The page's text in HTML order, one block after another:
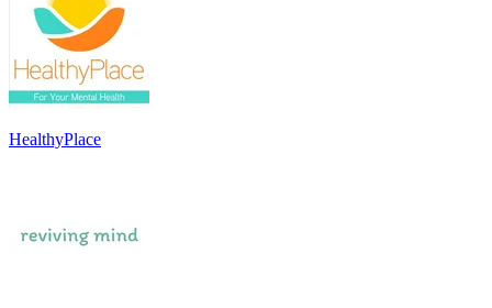
HealthyPlace